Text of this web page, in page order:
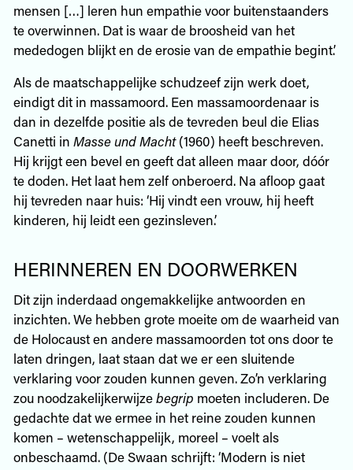
mensen […] leren hun empathie voor buitenstaanders
te overwinnen. Dat is waar de broosheid van het
mededogen blijkt en de erosie van de empathie begint.’
Als de maatschappelijke schudzeef zijn werk doet,
eindigt dit in massamoord. Een massamoordenaar is
dan in dezelfde positie als de tevreden beul die Elias
Canetti in Masse und Macht(1960) heeft beschreven.
Hij krijgt een bevel en geeft dat alleen maar door, dóór
te doden. Het laat hem zelf onberoerd. Na afloop gaat
hij tevreden naar huis: ‘Hij vindt een vrouw, hij heeft
kinderen, hij leidt een gezinsleven.’
HERINNEREN EN DOORWERKEN
Dit zijn inderdaad ongemakkelijke antwoorden en
inzichten. We hebben grote moeite om de waarheid van
de Holocaust en andere massamoorden tot ons door te
laten dringen, laat staan dat we er een sluitende
verklaring voor zouden kunnen geven. Zo’n verklaring
zou noodzakelijkerwijzebegrip moeten includeren. De
gedachte dat we ermee in het reine zouden kunnen
komen – wetenschappelijk, moreel – voelt als
onbeschaamd. (De Swaan schrijft: ‘Modern is niet